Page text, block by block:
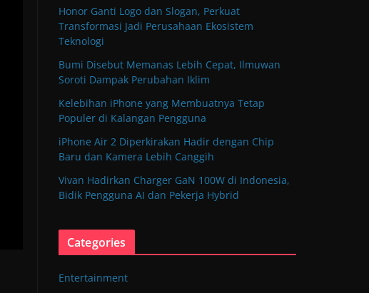
Honor Ganti Logo dan Slogan, Perkuat
Transformasi Jadi Perusahaan Ekosistem
Teknologi
Bumi Disebut Memanas Lebih Cepat, Ilmuwan
Soroti Dampak Perubahan Iklim
Kelebihan iPhone yang Membuatnya Tetap
Populer di Kalangan Pengguna
iPhone Air 2 Diperkirakan Hadir dengan Chip
Baru dan Kamera Lebih Canggih
Vivan Hadirkan Charger GaN 100W di Indonesia,
Bidik Pengguna AI dan Pekerja Hybrid
Categories
Entertainment